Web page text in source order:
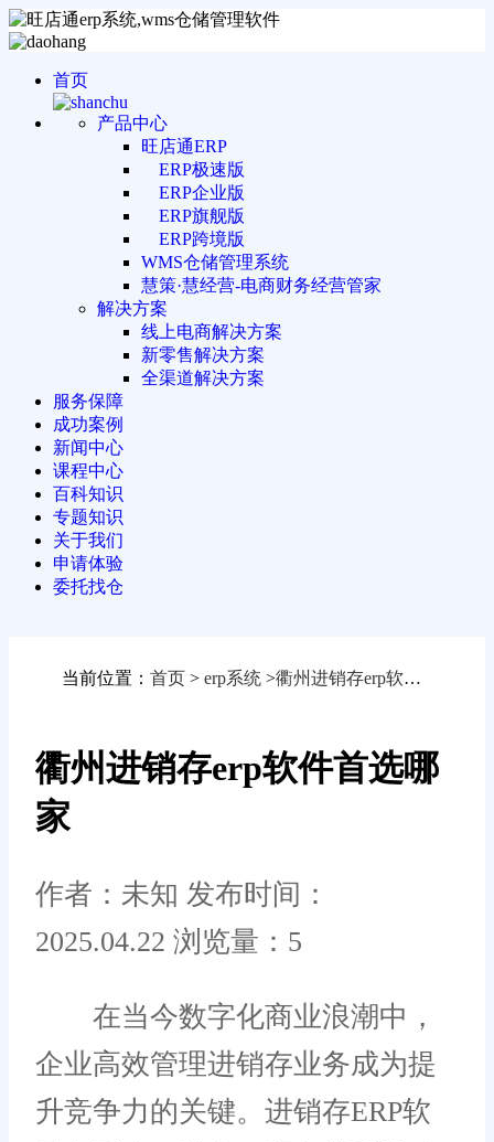
首页
产品中心
旺店通ERP
ERP极速版
ERP企业版
ERP旗舰版
ERP跨境版
WMS仓储管理系统
慧策·慧经营-电商财务经营管家
解决方案
线上电商解决方案
新零售解决方案
全渠道解决方案
服务保障
成功案例
新闻中心
课程中心
百科知识
专题知识
关于我们
申请体验
委托找仓
当前位置： 首页 > erp系统 >衢州进销存erp软件首选哪家
衢州进销存erp软件首选哪
家
作者：未知 发布时间：
2025.04.22 浏览量：5
在当今数字化商业浪潮中，
企业高效管理进销存业务成为提
升竞争力的关键。进销存ERP软